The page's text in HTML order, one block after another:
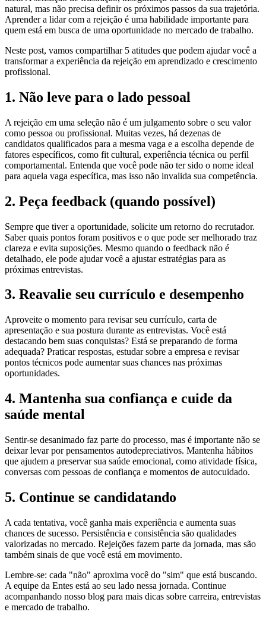
natural, mas não precisa definir os próximos passos da sua trajetória.
Aprender a lidar com a rejeição é uma habilidade importante para
quem está em busca de uma oportunidade no mercado de trabalho.
Neste post, vamos compartilhar 5 atitudes que podem ajudar você a
transformar a experiência da rejeição em aprendizado e crescimento
profissional.
1. Não leve para o lado pessoal
A rejeição em uma seleção não é um julgamento sobre o seu valor
como pessoa ou profissional. Muitas vezes, há dezenas de
candidatos qualificados para a mesma vaga e a escolha depende de
fatores específicos, como fit cultural, experiência técnica ou perfil
comportamental. Entenda que você pode não ter sido o nome ideal
para aquela vaga específica, mas isso não invalida sua competência.
2. Peça feedback (quando possível)
Sempre que tiver a oportunidade, solicite um retorno do recrutador.
Saber quais pontos foram positivos e o que pode ser melhorado traz
clareza e evita suposições. Mesmo quando o feedback não é
detalhado, ele pode ajudar você a ajustar estratégias para as
próximas entrevistas.
3. Reavalie seu currículo e desempenho
Aproveite o momento para revisar seu currículo, carta de
apresentação e sua postura durante as entrevistas. Você está
destacando bem suas conquistas? Está se preparando de forma
adequada? Praticar respostas, estudar sobre a empresa e revisar
pontos técnicos pode aumentar suas chances nas próximas
oportunidades.
4. Mantenha sua confiança e cuide da
saúde mental
Sentir-se desanimado faz parte do processo, mas é importante não se
deixar levar por pensamentos autodepreciativos. Mantenha hábitos
que ajudem a preservar sua saúde emocional, como atividade física,
conversas com pessoas de confiança e momentos de autocuidado.
5. Continue se candidatando
A cada tentativa, você ganha mais experiência e aumenta suas
chances de sucesso. Persistência e consistência são qualidades
valorizadas no mercado. Rejeições fazem parte da jornada, mas são
também sinais de que você está em movimento.
Lembre-se: cada "não" aproxima você do "sim" que está buscando.
A equipe da Entes está ao seu lado nessa jornada. Continue
acompanhando nosso blog para mais dicas sobre carreira, entrevistas
e mercado de trabalho.